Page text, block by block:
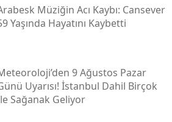
Müziğin Acı Kaybı: Cansever
Yaşında Hayatını Kaybetti
9 Ağustos Pazar
Uyarısı! İstanbul Dahil Birçok
Sağanak Geliyor